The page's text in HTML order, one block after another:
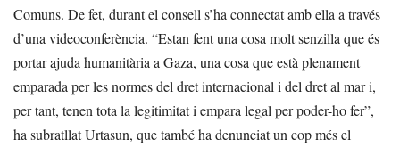
Comuns. De fet, durant el consell s’ha connectat amb ella a través
d’una videoconferència. “Estan fent una cosa molt senzilla que és
portar ajuda humanitària a Gaza, una cosa que està plenament
emparada per les normes del dret internacional i del dret al mar i,
per tant, tenen tota la legitimitat i empara legal per poder-ho fer”,
ha subratllat Urtasun, que també ha denunciat un cop més el